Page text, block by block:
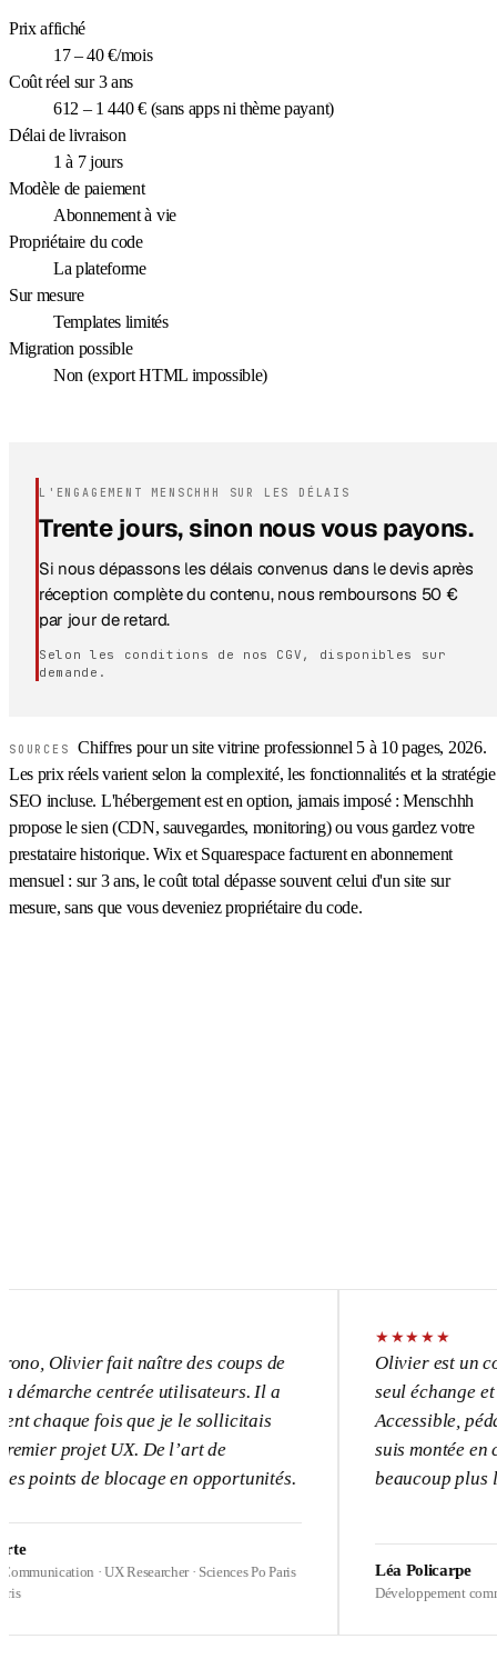
Prix affiché
17 – 40 €/mois
Coût réel sur 3 ans
612 – 1 440 € (sans apps ni thème payant)
Délai de livraison
1 à 7 jours
Modèle de paiement
Abonnement à vie
Propriétaire du code
La plateforme
Sur mesure
Templates limités
Migration possible
Non (export HTML impossible)
L'ENGAGEMENT MENSCHHH SUR LES DÉLAIS
Trente jours, sinon nous vous payons.
Si nous dépassons les délais convenus dans le devis après
réception complète du contenu, nous remboursons 50 €
par jour de retard.
Selon les conditions de nos CGV, disponibles sur
demande.
SOURCESChiffres pour un site vitrine professionnel 5 à 10 pages, 2026.
Les prix réels varient selon la complexité, les fonctionnalités et la stratégie
SEO incluse. L'hébergement est en option, jamais imposé : Menschhh
propose le sien (CDN, sauvegardes, monitoring) ou vous gardez votre
prestataire historique. Wix et Squarespace facturent en abonnement
mensuel : sur 3 ans, le coût total dépasse souvent celui d'un site sur
mesure, sans que vous deveniez propriétaire du code.
fait naître des coups de
centrée utilisateurs. Il a
fois que je le sollicitais
UX. De l’art de
de blocage en opportunités.
· UX Researcher · Sciences Po Paris
★
Olivier est un
seul échange et l’UX
Accessible,
suis montée en
beaucoup plus loin sur
Léa Policarpe
Développement commercial ·